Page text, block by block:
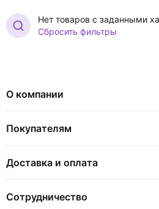
Нет товаров с заданными
Сбросить фильтры
О компании
Покупателям
Доставка и оплата
Сотрудничество